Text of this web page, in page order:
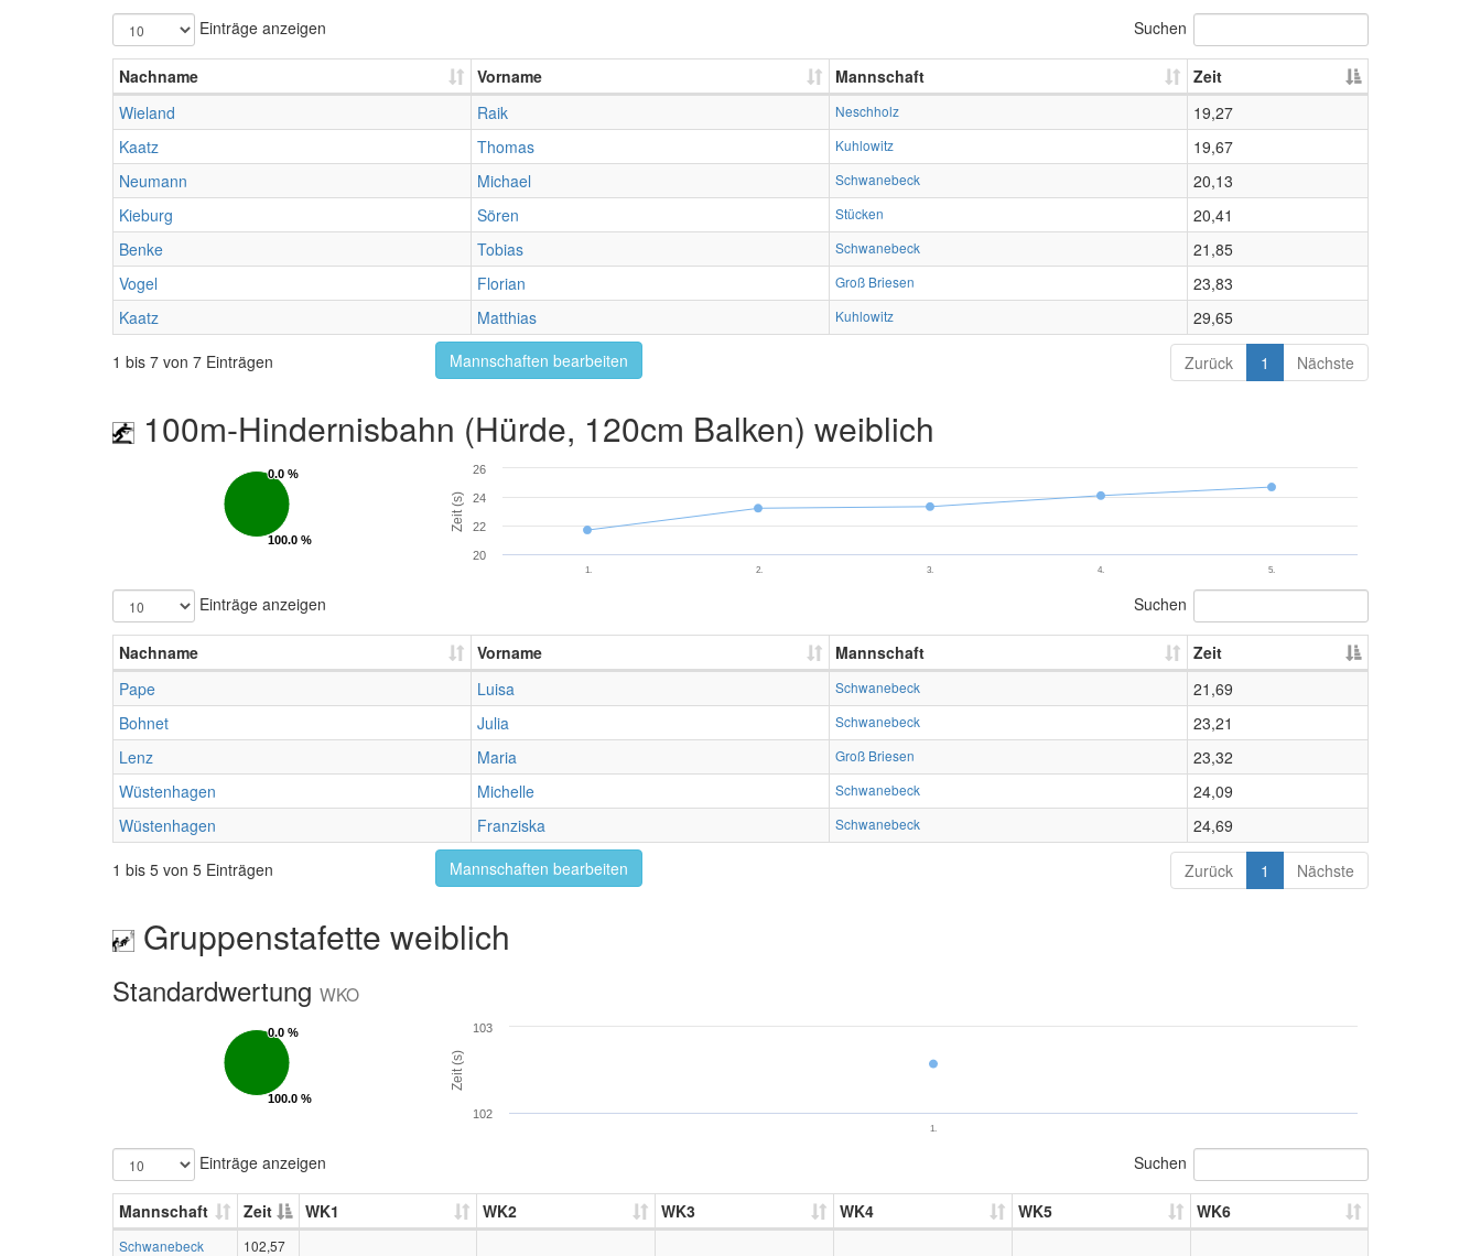
Einträge anzeigen Suchen
Nachname Vorname Mannschaft
Zeit
Wieland
Raik Neschholz
19,27
Kaatz
Thomas Kuhlowitz
19,67
Neumann
Michael Schwanebeck
20,13
Kieburg
Sören Stücken
20,41
Benke
Tobias Schwanebeck
21,85
Vogel
Florian Groß Briesen
23,83
Kaatz
Matthias Kuhlowitz
29,65
1 bis 7 von 7 Einträgen
Mannschaften bearbeiten Zurück 1 Nächste
100m-Hindernisbahn (Hürde, 120cm Balken) weiblich
0.0 %
0.0 %
100.0 %
100.0 %
Zeit (s)
1. 2. 3. 4. 5.
20
22
24
26
Einträge anzeigen Suchen
Nachname Vorname Mannschaft
Zeit
Pape
Luisa Schwanebeck
21,69
Bohnet
Julia Schwanebeck
23,21
Lenz
Maria Groß Briesen
23,32
Wüstenhagen
Michelle Schwanebeck
24,09
Wüstenhagen
Franziska Schwanebeck
24,69
1 bis 5 von 5 Einträgen
Mannschaften bearbeiten Zurück 1 Nächste
Gruppenstafette weiblich
Standardwertung WKO
0.0 %
0.0 %
100.0 %
100.0 %
Zeit (s)
1.
102
103
Einträge anzeigen Suchen
Mannschaft Zeit WK1 WK2 WK3 WK4 WK5 WK6
Schwanebeck 102,57